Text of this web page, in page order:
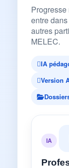
Progresse
entre
autres
MELEC.
IA
Version
IA